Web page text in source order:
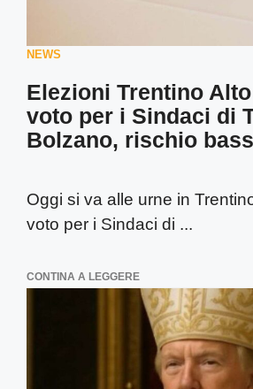
NEWS
Elezioni Trentino
voto per i Sindaci di
Bolzano, rischio
Oggi si va alle urne in
voto per i Sindaci di ...
CONTINA A LEGGERE